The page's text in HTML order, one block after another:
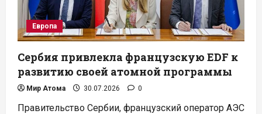
Европа
Сербия привлекла французскую EDF к
развитию своей атомной программы
Мир Атома 30.07.2026 0
Правительство Сербии, французский оператор АЭС